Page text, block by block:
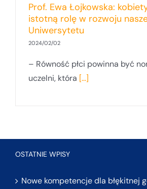
Prof. Ewa Łojkowska:
istotną rolę w rozwoju
Uniwersytetu
2024/02/02
– Równość płci powinna być
uczelni, która [...]
OSTATNIE WPISY
Nowe kompetencje dla błękitnej